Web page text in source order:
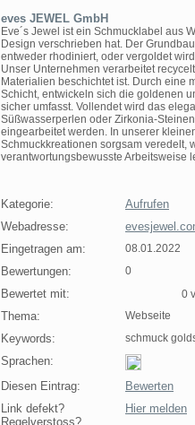
eves JEWEL GmbH
Eve´s Jewel ist ein Schmucklabel aus
Design verschrieben hat. Der
entweder rhodiniert, oder vergoldet
Unser Unternehmen verarbeitet
Materialien beschichtet ist. Durch eine
Schicht, entwickeln sich die goldenen
sicher umfasst. Vollendet wird das
Süßwasserperlen oder Zirkonia-
eingearbeitet werden. In unserer
Schmuckkreationen sorgsam veredelt,
verantwortungsbewusste Arbeitsweise
Kategorie:
Aufrufen
Webadresse:
Eingetragen am:
08.01.2022
Bewertungen: 0
Bewertet mit: 0
Thema: Webseite
Keywords: schmuck
Sprachen:
Diesen Eintrag:
Bewerten
Link defekt?
Regelverstoss?
Hier melden